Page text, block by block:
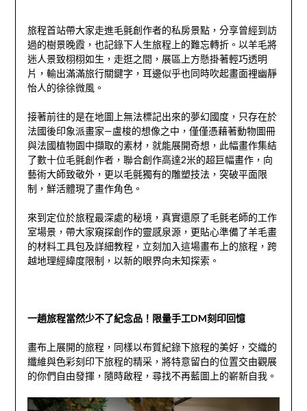
旅程首站帶大家走進毛氈創作者的私房景點，分享曾經到訪
過的樹景晚霞，也記錄下人生旅程上的難忘轉折。以羊毛將
迷人景致栩栩如生，走逛之間，展區上方懸掛著輕巧透明
片，輸出滿滿旅行關鍵字，耳邊似乎也同時吹起畫面裡幽靜
怡人的徐徐微風。
接著前往的是在地圖上無法標記出來的夢幻國度，只存在於
法國後印象派畫家—盧梭的想像之中，僅僅憑藉著動物圖冊
與法國植物園中擷取的素材，就能展開奇想，此幅畫作集結
了數十位毛氈創作者，聯合創作高達2米的超巨幅畫作，向
藝術大師致敬外，更以毛氈獨有的雕塑技法，突破平面限
制，鮮活體現了畫作角色。
來到定位於旅程最深處的秘境，真實還原了毛氈老師的工作
室場景，帶大家窺探創作的靈感泉源，更貼心準備了羊毛畫
的材料工具包及詳細教程，立刻加入這場畫布上的旅程，跨
越地理經緯度限制，以新的眼界向未知探索。
一趟旅程當然少不了紀念品！限量手工DM刻印回憶
畫布上展開的旅程，同樣以布質紀錄下旅程的美好，交織的
纖維與色彩刻印下旅程的精采，將特意留白的位置交由觀展
的你們自由發揮，隨時啟程，尋找不再藍圖上的嶄新自我。